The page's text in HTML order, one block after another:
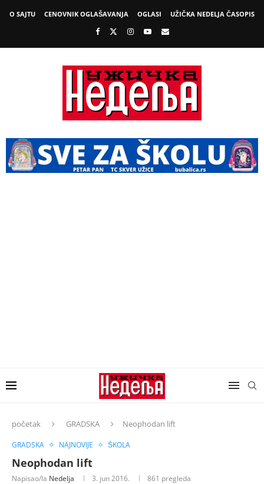
O SAJTU CENOVNIK OGLAŠAVANJA OGLASI UŽIČKA NEDELJA ČASOPIS
početak GRADSKA Neophodan lift
GRADSKA NAJNOVIJE ŠKOLA
Neophodan lift
Napisao/la Nedelja 3. jun 2016. 861 pregleda